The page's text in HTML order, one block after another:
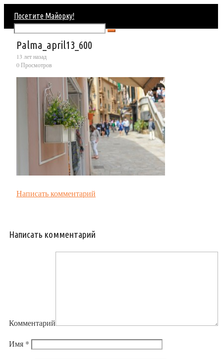
Посетите Майорку!
Palma_april13_600
13 лет назад
0 Просмотров
Написать комментарий
Написать комментарий
Комментарий
Имя *